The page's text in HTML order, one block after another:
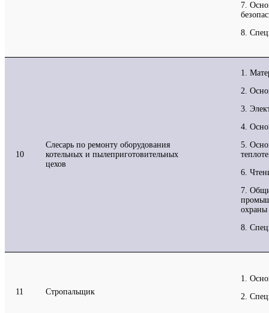
7.
8.
10
Слесарь по ремонту оборудования
котельных и пылеприготовительных
цехов
1.
2.
3.
4.
5.
6.
7.
охраны
8.
11 Стропальщик
1.
2.